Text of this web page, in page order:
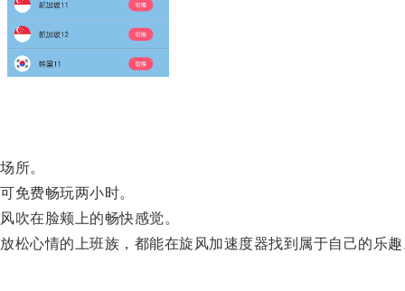
所。
费畅玩两小时。
在脸颊上的畅快感觉。
心情的上班族，都能在旋风加速度器找到属于自己的乐趣